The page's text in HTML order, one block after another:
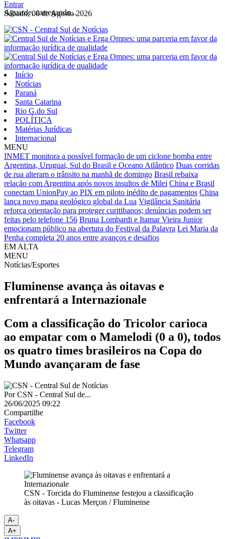
Aguarde, carregando...
Entrar
Sábado, 08 de Agosto 2026
Início
Notícias
Paraná
Santa Catarina
Rio G.do Sul
POLÍTICA
Matérias Jurídicas
Internacional
MENU
INMET monitora a possível formação de um ciclone bomba entre
Argentina, Uruguai, Sul do Brasil e Oceano Atlântico Duas corridas
de rua alteram o trânsito na manhã de domingo Brasil rebaixa
relação com Argentina após novos insultos de Milei China e Brasil
conectam UnionPay ao PIX em piloto inédito de pagamentos China
lança novo mapa geológico global da Lua Vigilância Sanitária
reforça orientação para proteger curitibanos; denúncias podem ser
feitas pelo telefone 156 Bruna Lombardi e Itamar Vieira Junior
emocionam público na abertura do Festival da Palavra Lei Maria da
Penha completa 20 anos entre avanços e desafios
EM ALTA
MENU
Notícias/Esportes
Fluminense avança às oitavas e
enfrentará a Internazionale
Com a classificação do Tricolor carioca
ao empatar com o Mamelodi (0 a 0), todos
os quatro times brasileiros na Copa do
Mundo avançaram de fase
PorCSN - Central Sul de...
26/06/2025 09:22
Compartilhe
Facebook
Twitter
Whatsapp
Telegram
LinkedIn
CSN - Torcida do Fluminense festejou a classificação
às oitavas - Lucas Merçon / Fluminense
A-
A+